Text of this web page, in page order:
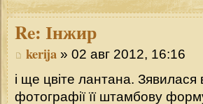
Re: Інжир
kerija » 02 авг 2012, 16:16
і ще цвіте лантана.
фотографії її штамбову